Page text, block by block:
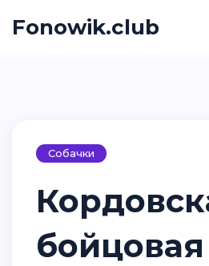
Fonowik.club
Собачки
бойцовая